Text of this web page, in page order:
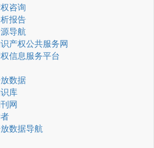
咨询
报告
导航
产权公共服务网
信息服务平台
数据
库
网
数据导航